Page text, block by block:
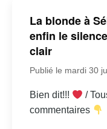
La blonde à
enfin le
clair
Publié le mardi 30
Bien dit!!!
/
commentaires